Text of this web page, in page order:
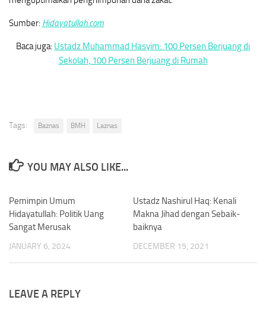
Sumber: Hidayatullah.com
Baca juga: Ustadz Muhammad Hasyim: 100 Persen Berjuang di
Sekolah, 100 Persen Berjuang di Rumah
Tags: Baznas BMH Laznas
YOU MAY ALSO LIKE...
Pemimpin Umum
Hidayatullah: Politik Uang
Sangat Merusak
JANUARY 6, 2024
Ustadz Nashirul Haq: Kenali
Makna Jihad dengan Sebaik-
baiknya
DECEMBER 15, 2021
LEAVE A REPLY